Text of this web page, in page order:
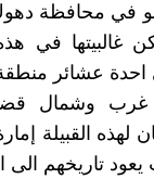
في محافظة
غالبيتها في
عشائر منطقة
وشمال قضاء
لهذه القبيلة
يعود تاريخهم